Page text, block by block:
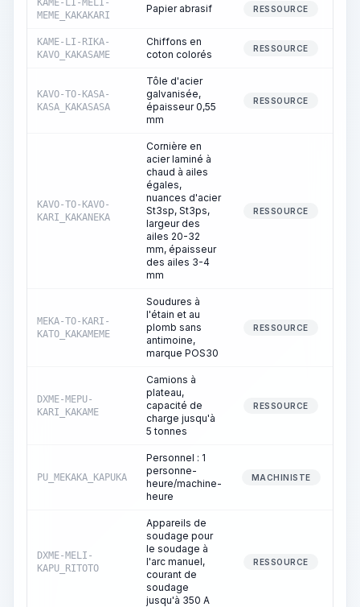
KAME-LI-MELI-
MEME_KAKAKARI
Papier abrasif RESSOURCE
KAME-LI-RIKA-
KAVO_KAKASAME
Chiffons en
coton colorés
RESSOURCE
KAVO-TO-KASA-
KASA_KAKASASA
Tôle d'acier
galvanisée,
épaisseur 0,55
mm
RESSOURCE
KAVO-TO-KAVO-
KARI_KAKANEKA
Cornière en
acier laminé à
chaud à ailes
égales,
nuances d'acier
St3sp, St3ps,
largeur des
ailes 20-32
mm, épaisseur
des ailes 3-4
mm
RESSOURCE
MEKA-TO-KARI-
KATO_KAKAMEME
Soudures à
l'étain et au
plomb sans
antimoine,
marque POS30
RESSOURCE
DXME-MEPU-
KARI_KAKAME
Camions à
plateau,
capacité de
charge jusqu'à
5 tonnes
RESSOURCE
PU_MEKAKA_KAPUKA
Personnel : 1
personne-
heure/machine-
heure
MACHINISTE
DXME-MELI-
KAPU_RITOTO
Appareils de
soudage pour
le soudage à
l'arc manuel,
courant de
soudage
jusqu'à 350 A
RESSOURCE